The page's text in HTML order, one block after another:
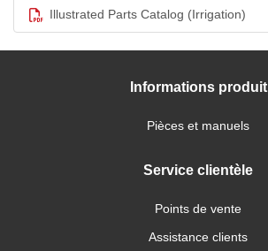
Illustrated Parts Catalog (Irrigation)
Informations produit
Pièces et manuels
Service clientèle
Points de vente
Assistance clients